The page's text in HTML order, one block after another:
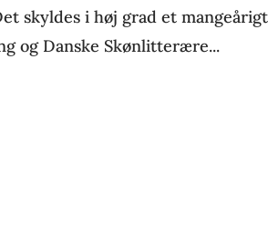
skyldes i høj grad et
og Danske Skønlitterære...